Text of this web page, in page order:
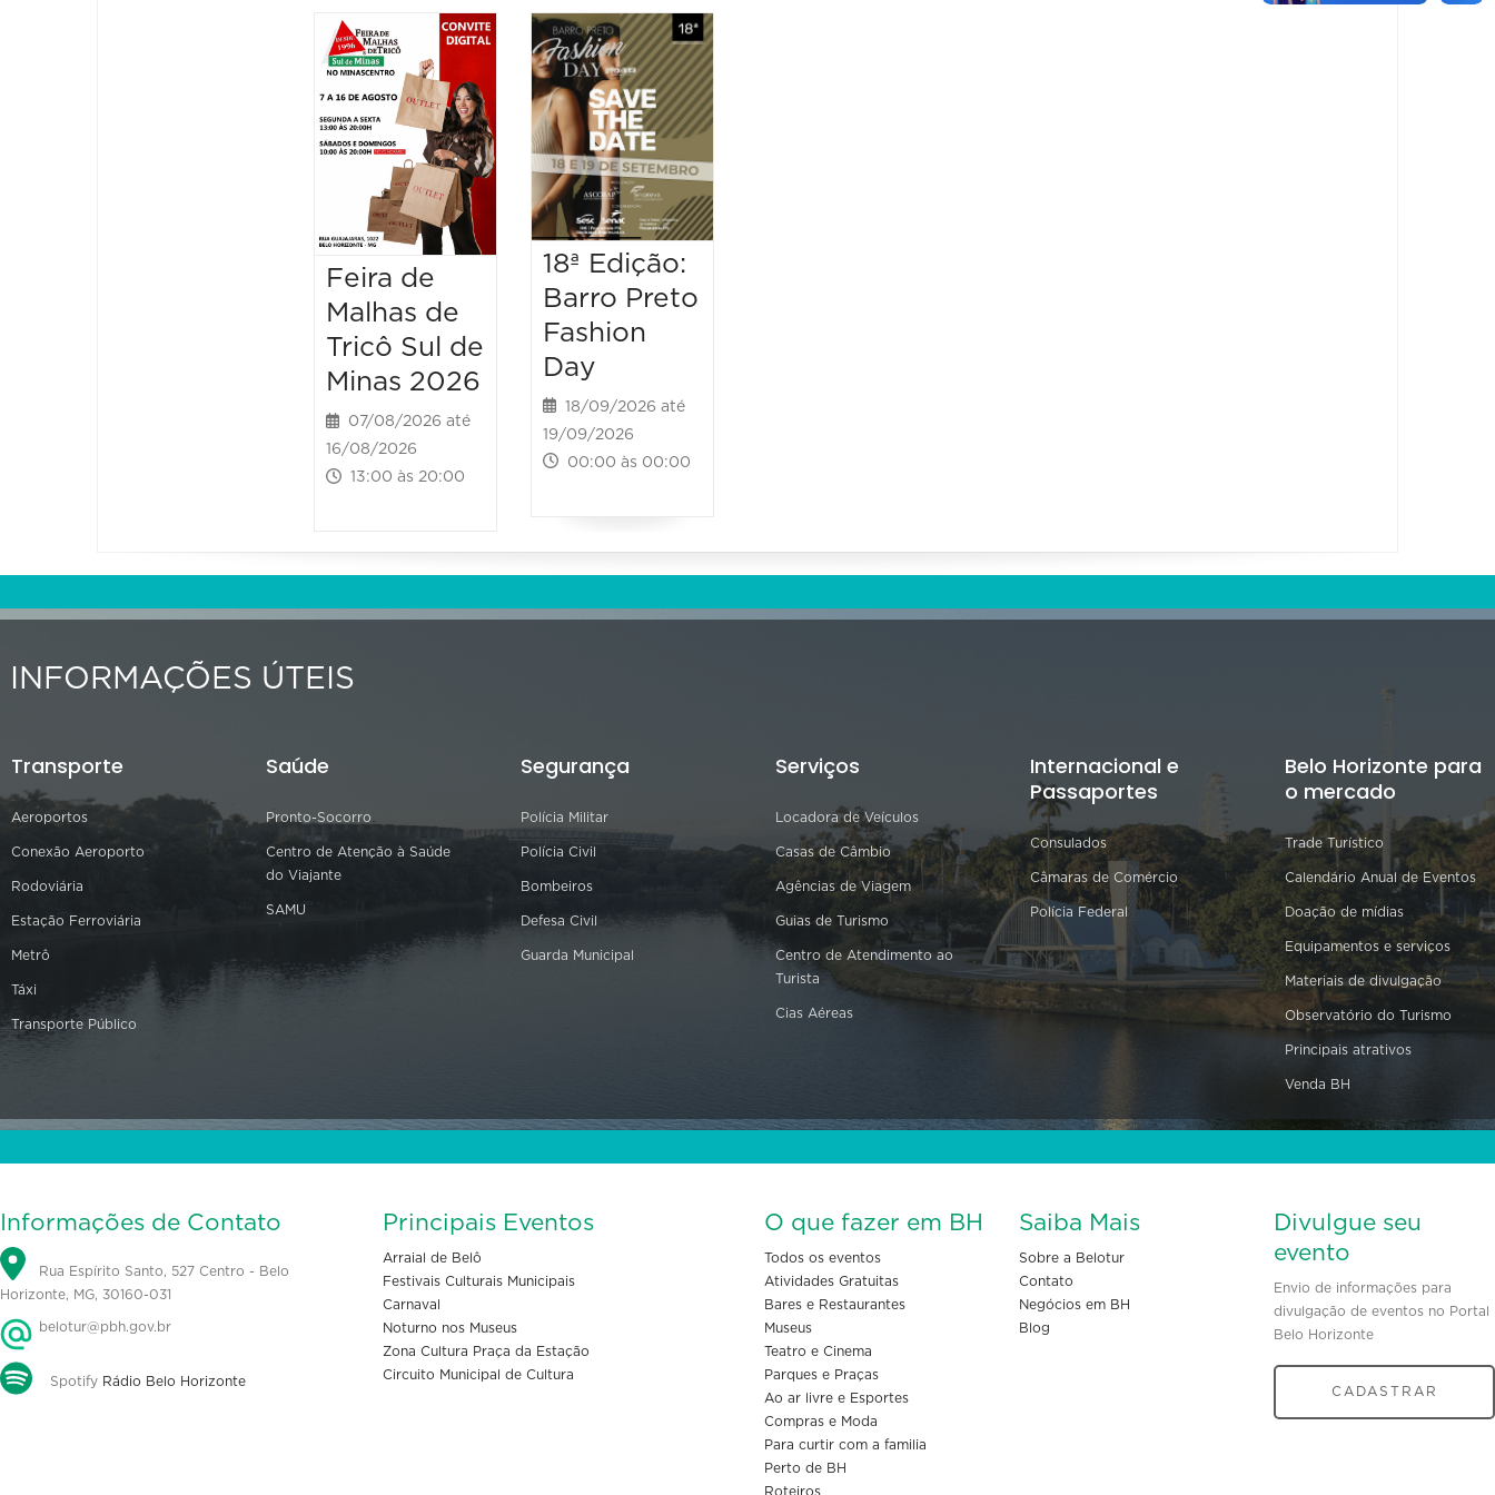
Feira de
Malhas de
Tricô Sul de
Minas 2026
07/08/2026 até
16/08/2026
13:00 às 20:00
18ª Edição:
Barro Preto
Fashion
Day
18/09/2026 até
19/09/2026
00:00 às 00:00
INFORMAÇÕES ÚTEIS
Transporte
Aeroportos
Conexão Aeroporto
Rodoviária
Estação Ferroviária
Metrô
Táxi
Transporte Público
Saúde
Pronto-Socorro
Centro de Atenção à Saúde
do Viajante
SAMU
Segurança
Polícia Militar
Polícia Civil
Bombeiros
Defesa Civil
Guarda Municipal
Serviços
Locadora de Veículos
Casas de Câmbio
Agências de Viagem
Guias de Turismo
Centro de Atendimento ao
Turista
Cias Aéreas
Internacional e
Passaportes
Consulados
Câmaras de Comércio
Polícia Federal
Belo Horizonte para
o mercado
Trade Turístico
Calendário Anual de Eventos
Doação de mídias
Equipamentos e serviços
Materiais de divulgação
Observatório do Turismo
Principais atrativos
Venda BH
Informações de Contato
Rua Espírito Santo, 527 Centro - Belo
Horizonte, MG, 30160-031
belotur@pbh.gov.br
Spotify Rádio Belo Horizonte
Principais Eventos
Arraial de Belô
Festivais Culturais Municipais
Carnaval
Noturno nos Museus
Zona Cultura Praça da Estação
Circuito Municipal de Cultura
O que fazer em BH
Todos os eventos
Atividades Gratuitas
Bares e Restaurantes
Museus
Teatro e Cinema
Parques e Praças
Ao ar livre e Esportes
Compras e Moda
Para curtir com a familia
Perto de BH
Roteiros
Saiba Mais
Sobre a Belotur
Contato
Negócios em BH
Blog
Divulgue seu
evento
Envio de informações para
divulgação de eventos no Portal
Belo Horizonte
CADASTRAR